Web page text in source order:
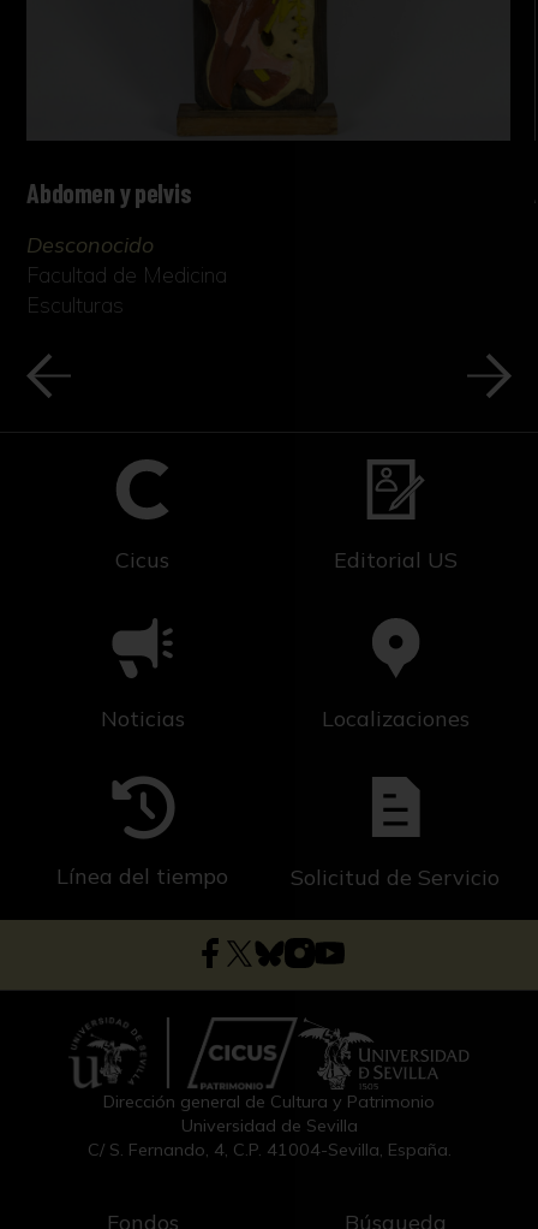
Abdomen y pelvis
Desconocido
Facultad de Medicina
Esculturas
Cicus Editorial US
Noticias Localizaciones
Línea del tiempo Solicitud de Servicio
Dirección general de Cultura y Patrimonio
Universidad de Sevilla
C/ S. Fernando, 4, C.P. 41004-Sevilla, España.
Fondos Búsqueda